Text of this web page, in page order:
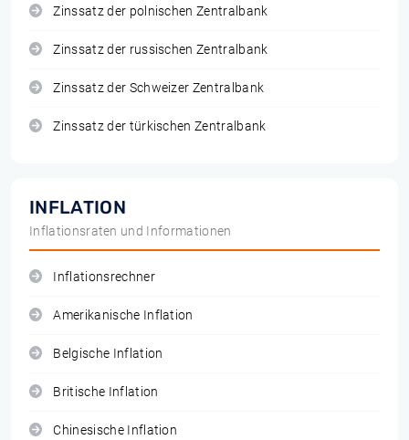
Zinssatz der polnischen Zentralbank
Zinssatz der russischen Zentralbank
Zinssatz der Schweizer Zentralbank
Zinssatz der türkischen Zentralbank
INFLATION
Inflationsraten und Informationen
Inflationsrechner
Amerikanische Inflation
Belgische Inflation
Britische Inflation
Chinesische Inflation